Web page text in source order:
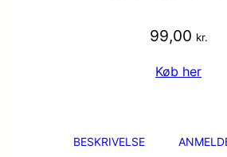
99,00 kr.
Køb her
BESKRIVELSE